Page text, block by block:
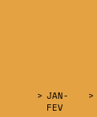
> JAN-
FEV
>